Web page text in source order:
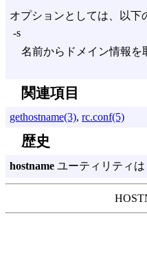
オプションとしては、以下
-s
名前からドメイン情報を
関連項目
gethostname(3), rc.conf(5)
歴史
hostname ユーティリティは